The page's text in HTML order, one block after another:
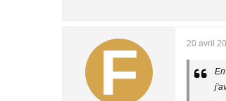
20 avril